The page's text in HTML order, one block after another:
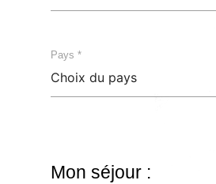
Pays *
Mon séjour :